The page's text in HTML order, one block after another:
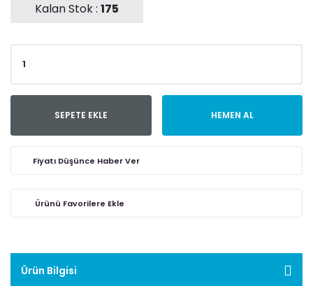
Kalan Stok : 175
SEPETE EKLE HEMEN AL
Fiyatı Düşünce Haber Ver
Ürün Bilgisi